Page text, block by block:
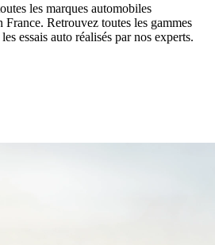
les marques automobiles
Retrouvez toutes les gammes
essais auto réalisés par nos experts.